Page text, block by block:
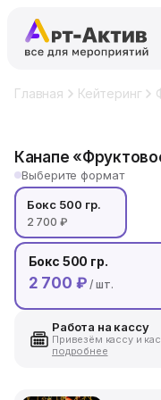
Главная Кейтеринг
Канапе
Выберите формат
Бокс 500 гр.
2 700 ₽
Бокс 500 гр.
2 700 ₽ / шт.
Работа на кассу
Привезём кассу и
подробнее